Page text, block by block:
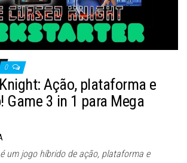
0
Ação, plataforma e
Game 3 in 1 para Mega
um jogo híbrido de ação, plataforma e